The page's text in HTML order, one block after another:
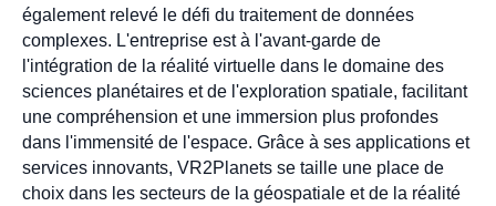
également relevé le défi du traitement de données
complexes. L'entreprise est à l'avant-garde de
l'intégration de la réalité virtuelle dans le domaine des
sciences planétaires et de l'exploration spatiale, facilitant
une compréhension et une immersion plus profondes
dans l'immensité de l'espace. Grâce à ses applications et
services innovants, VR2Planets se taille une place de
choix dans les secteurs de la géospatiale et de la réalité